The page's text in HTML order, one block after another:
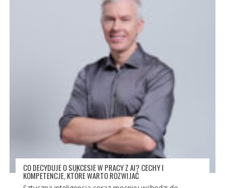
CO DECYDUJE O SUKCESIE W PRACY Z AI? CECHY I
KOMPETENCJE, KTÓRE WARTO ROZWIJAĆ